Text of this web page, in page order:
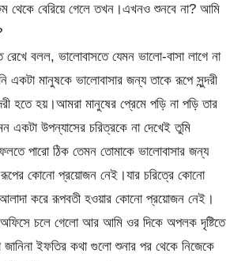
থেকে বেরিয়ে গেলে তখন।এখনও শুনবে না? আমি
বলল, ভালোবাসতে যেমন ভালো-বাসা লাগে না
একটা মানুষকে ভালোবাসার জন্য তাকে রূপে সুন্দরী
হতে হয়।আমরা মানুষের প্রেমে পড়ি না পড়ি তার
একটা উপন্যাসের চরিত্রকে না দেখেই তুমি
পারো ঠিক তেমন তোমাকে ভালোবাসার জন্য
রূপের কোনো প্রয়োজন নেই।যার চরিত্রে কোনো
করে রূপবতী হওয়ার কোনো প্রয়োজন নেই।
চলে গেলো আর আমি ওর দিকে অপলক দৃষ্টিতে
ইফতির কথা গুলো শুনার পর থেকে নিজেকে